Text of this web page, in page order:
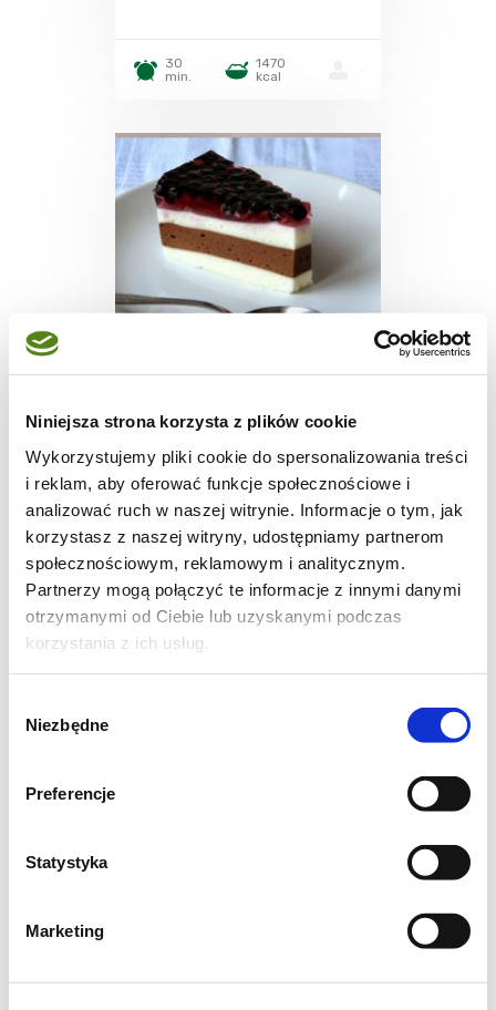
Niniejsza strona korzysta z plików cookie
Wykorzystujemy pliki cookie do spersonalizowania treści
i reklam, aby oferować funkcje społecznościowe i
analizować ruch w naszej witrynie. Informacje o tym, jak
korzystasz z naszej witryny, udostępniamy partnerom
społecznościowym, reklamowym i analitycznym.
Partnerzy mogą połączyć te informacje z innymi danymi
otrzymanymi od Ciebie lub uzyskanymi podczas
korzystania z ich usług.
zgody
Niezbędne
Preferencje
Statystyka
Marketing
30
min.
1470
kcal
CIASTA I TORTY
Ciasto kolorowe ze
śmietany
3011 kcal
cytrynowa